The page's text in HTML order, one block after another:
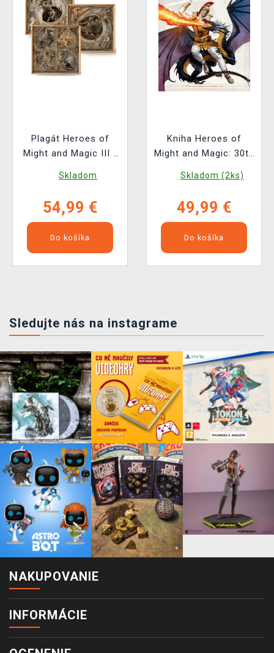
Plagát Heroes of
Might and Magic III -
Archdevil (sada 3
Skladom
54,99 €
Do košíka
Kniha Heroes of
Might and Magic: 30th
Retrospective
Skladom (2ks)
49,99 €
Do košíka
Sledujte nás na instagrame
NAKUPOVANIE
INFORMÁCIE